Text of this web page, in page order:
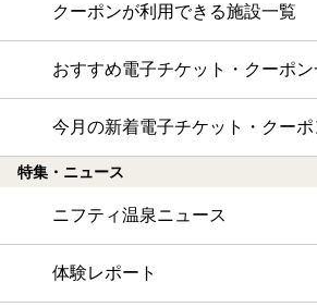
クーポンが利用できる施設一覧
おすすめ電子チケット・クーポン
今月の新着電子チケット・クーポ
特集・ニュース
ニフティ温泉ニュース
体験レポート